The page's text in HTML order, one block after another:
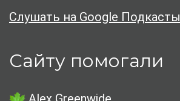
Слушать на Google Подкасты
Сайту помогали